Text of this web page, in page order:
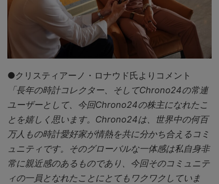
●クリスティアーノ・ロナウド氏よりコメント
「長年の時計コレクター、そしてChrono24の常連
ユーザーとして、今回Chrono24の株主になれたこ
とを嬉しく思います。Chrono24は、世界中の何百
万人もの時計愛好家が情熱を共に分かち合えるコミ
ュニティです。そのグローバルな一体感は私自身非
常に親近感のあるものであり、今回そのコミュニテ
ィの一員となれたことにとてもワクワクしていま